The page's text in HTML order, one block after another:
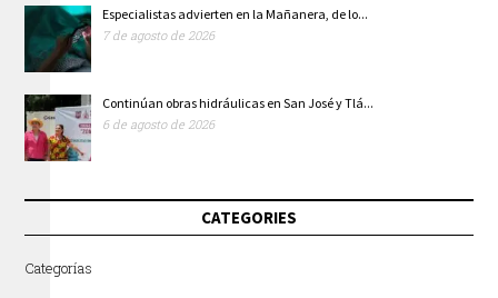
Especialistas advierten en la Mañanera, de lo...
7 de agosto de 2026
Continúan obras hidráulicas en San José y Tlá...
6 de agosto de 2026
CATEGORIES
Categorías